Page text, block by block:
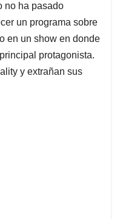
no ha pasado
un programa sobre
en un show en donde
protagonista.
y extrañan sus